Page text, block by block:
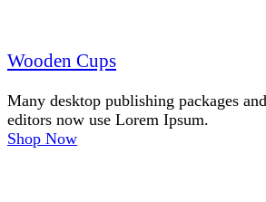
Wooden Cups
Many desktop publishing packages
editors now use Lorem Ipsum.
Shop Now